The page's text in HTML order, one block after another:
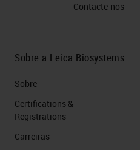
Contacte-nos
Sobre a Leica Biosystems
Sobre
Certifications &
Registrations
Carreiras